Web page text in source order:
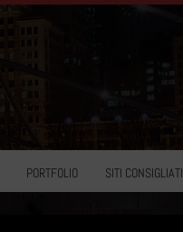
PORTFOLIO SITI CONSIGLIATI